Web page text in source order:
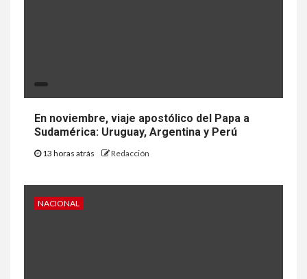
En noviembre, viaje apostólico del Papa a
Sudamérica: Uruguay, Argentina y Perú
13 horas atrás Redacción
NACIONAL